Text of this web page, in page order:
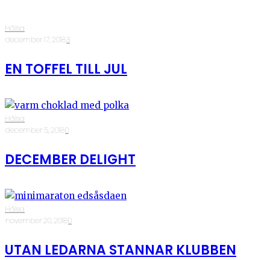
Hälsa
·december 17, 2018·3
EN TOFFEL TILL JUL
Hälsa
·december 5, 2018·0
DECEMBER DELIGHT
Hälsa
·november 20, 2018·0
UTAN LEDARNA STANNAR KLUBBEN